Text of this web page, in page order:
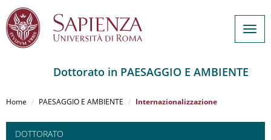
al
principale
Dottorato in PAESAGGIO E AMBIENTE
Home PAESAGGIO E AMBIENTE Internazionalizzazione
DOTTORATO